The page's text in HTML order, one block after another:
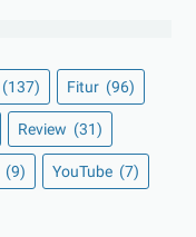
(137) Fitur (96)
Review (31)
(9) YouTube (7)